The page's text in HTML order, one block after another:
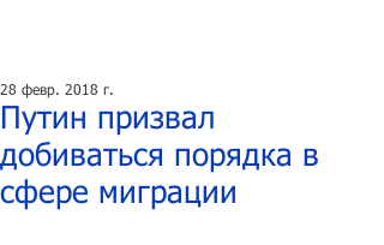
Путин призвал
добиваться порядка в
сфере миграции
28 февр. 2018 г.